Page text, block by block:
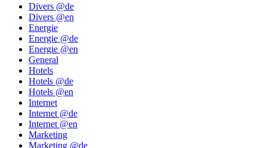
Divers @de
Divers @en
Energie
Energie @de
Energie @en
General
Hotels
Hotels @de
Hotels @en
Internet
Internet @de
Internet @en
Marketing
Marketing @de